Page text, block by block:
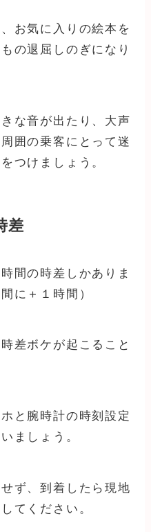
お気に入りの絵本を
の退屈しのぎになり
な音が出たり、大声
囲の乗客にとって迷
つけましょう。
差
間の時差しかありま
に＋１時間）
差ボケが起こること
と腕時計の時刻設定
ましょう。
ず、到着したら現地
てください。